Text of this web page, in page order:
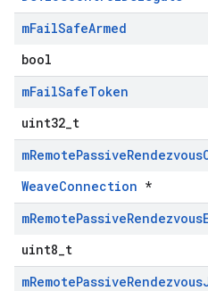
mFailSafeArmed
bool
mFailSafeToken
uint32_t
mRemotePassiveRendezvous
WeaveConnection *
mRemotePassiveRendezvous
uint8_t
mRemotePassiveRendezvous